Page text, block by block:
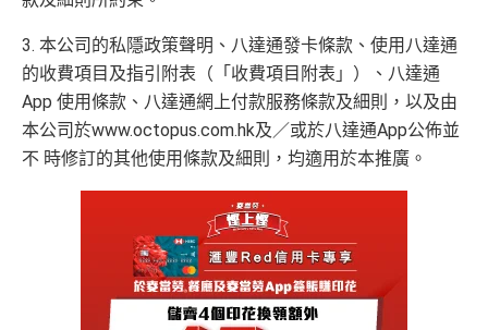
3. 本公司的私隱政策聲明、八達通發卡條款、使用八達通
的收費項目及指引附表（「收費項目附表」）、八達通
App 使用條款、八達通網上付款服務條款及細則，以及由
本公司於www.octopus.com.hk及／或於八達通App公佈並
不 時修訂的其他使用條款及細則，均適用於本推廣。